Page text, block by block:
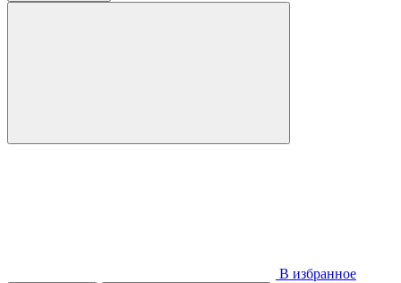
В избранное